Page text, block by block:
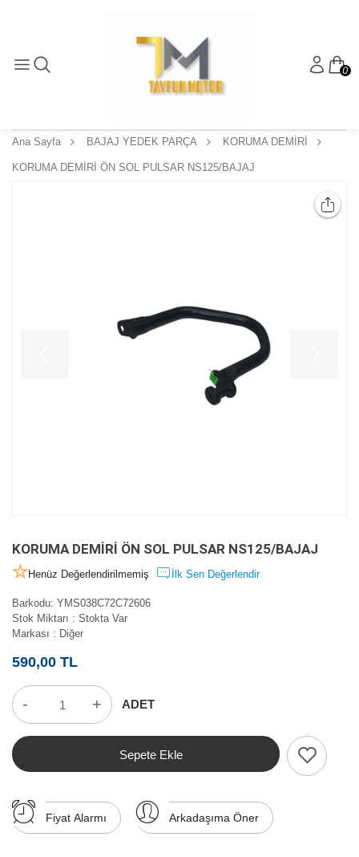
0
Ana Sayfa BAJAJ YEDEK PARÇA KORUMA DEMİRİ
KORUMA DEMİRİ ÖN SOL PULSAR NS125/BAJAJ
KORUMA DEMİRİ ÖN SOL PULSAR NS125/BAJAJ
Henüz Değerlendirilmemiş İlk Sen Değerlendir
Barkodu: YMS038C72C72606
Stok Miktarı : Stokta Var
Markası : Diğer
590,00 TL
- + ADET
Sepete Ekle
Fiyat Alarmı Arkadaşıma Öner